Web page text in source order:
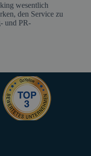
wesentlich
den Service zu
und PR-